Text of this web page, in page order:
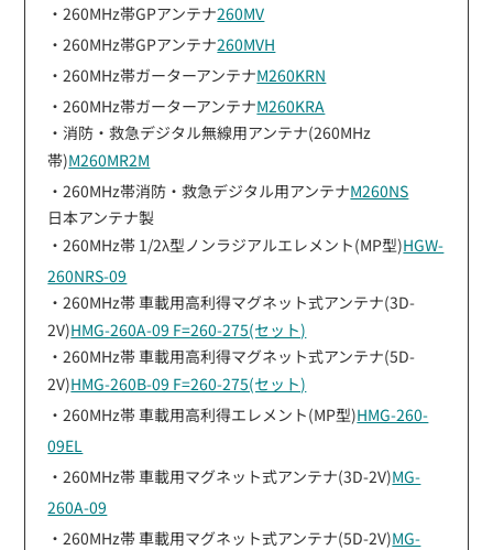
・260MHz帯GPアンテナ260MV
・260MHz帯GPアンテナ260MVH
・260MHz帯ガーターアンテナM260KRN
・260MHz帯ガーターアンテナM260KRA
・消防・救急デジタル無線用アンテナ(260MHz
帯)M260MR2M
・260MHz帯消防・救急デジタル用アンテナM260NS
日本アンテナ製
・260MHz帯 1/2λ型ノンラジアルエレメント(MP型)HGW-
260NRS-09
・260MHz帯 車載用高利得マグネット式アンテナ(3D-
2V)HMG-260A-09 F=260-275(セット)
・260MHz帯 車載用高利得マグネット式アンテナ(5D-
2V)HMG-260B-09 F=260-275(セット)
・260MHz帯 車載用高利得エレメント(MP型)HMG-260-
09EL
・260MHz帯 車載用マグネット式アンテナ(3D-2V)MG-
260A-09
・260MHz帯 車載用マグネット式アンテナ(5D-2V)MG-